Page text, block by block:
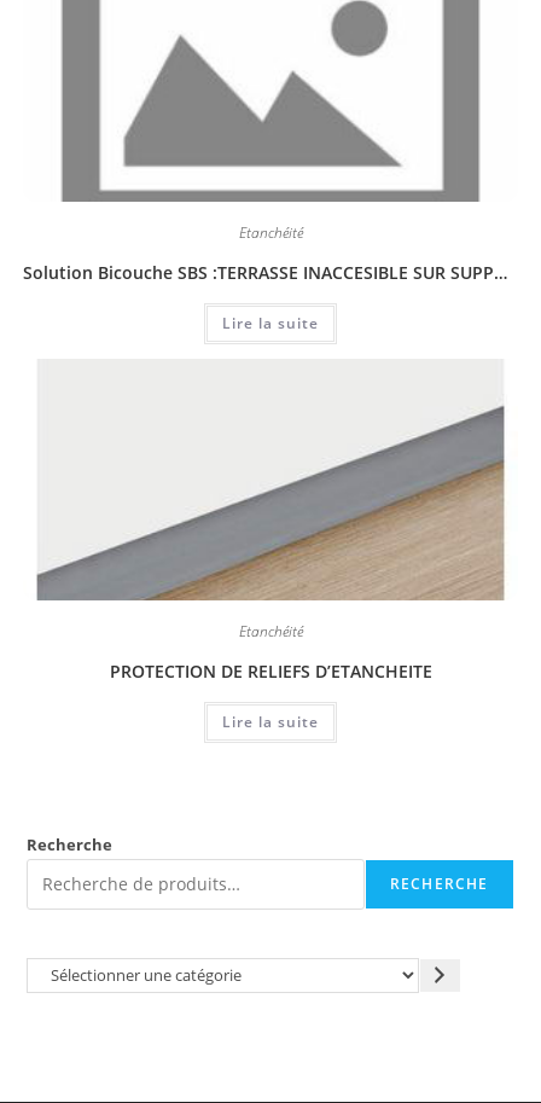
Étanchéité
Solution Bicouche SBS :TERRASSE INACCESIBLE SUR SUPPORT MAÇONNERIE AVEC ISOLATION THERMIQUE
Lire la suite
Étanchéité
PROTECTION DE RELIEFS D’ETANCHEITE
Lire la suite
Recherche
RECHERCHE